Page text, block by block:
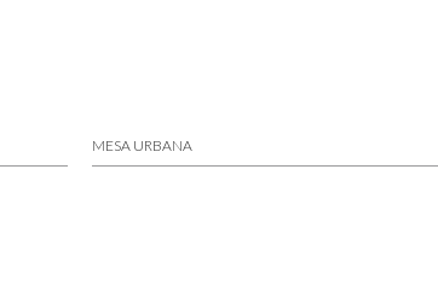
MESA URBANA